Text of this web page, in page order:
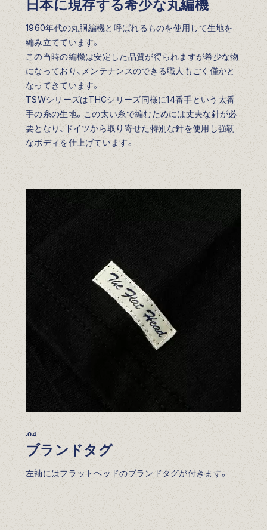
日本に現存する希少な丸編機
1960年代の丸胴編機と呼ばれるものを使用して生地を
編み立てています。
この当時の編機は安定した品質が得られますが希少な物
になっており、メンテナンスのできる職人もごく僅かと
なってきています。
TSWシリーズはTHCシリーズ同様に14番手という太番
手の糸の生地。この太い糸で編むためには丈夫な針が必
要となり、ドイツから取り寄せた特別な針を使用し強靭
なボディを仕上げています。
.04
ブランドタグ
左袖にはフラットヘッドのブランドタグが付きます。